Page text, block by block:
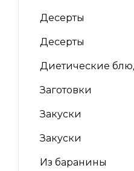
Десерты
Десерты
Диетические
Заготовки
Закуски
Закуски
Из баранины